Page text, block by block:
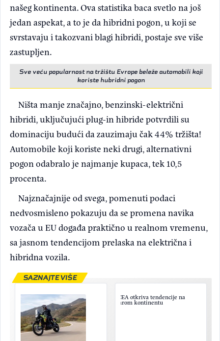
našeg kontinenta. Ova statistika baca svetlo na još
jedan aspekat, a to je da hibridni pogon, u koji se
svrstavaju i takozvani blagi hibridi, postaje sve više
zastupljen.
Sve veću popularnost na tržištu Evrope beleže automobili koji
koriste hubridni pogon
Ništa manje značajno, benzinski-električni
hibridi, uključujući plug-in hibride potvrdili su
dominaciju budući da zauzimaju čak 44% tržišta!
Automobile koji koriste neki drugi, alternativni
pogon odabralo je najmanje kupaca, tek 10,5
procenta.
Najznačajnije od svega, pomenuti podaci
nedvosmisleno pokazuju da se promena navika
vozača u EU događa praktično u realnom vremenu,
sa jasnom tendencijom prelaska na električna i
hibridna vozila.
SAZNAJTE VIŠE